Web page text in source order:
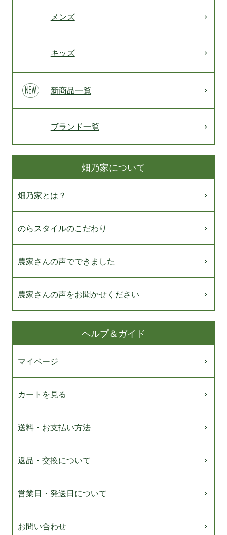
メンズ
キッズ
新商品一覧
ブランド一覧
畑乃家について
畑乃家とは？
のらスタイルのこだわり
農家さんの声でできました
農家さんの声をお聞かせください
ヘルプ＆ガイド
マイページ
カートを見る
送料・お支払い方法
返品・交換について
営業日・発送日について
お問い合わせ